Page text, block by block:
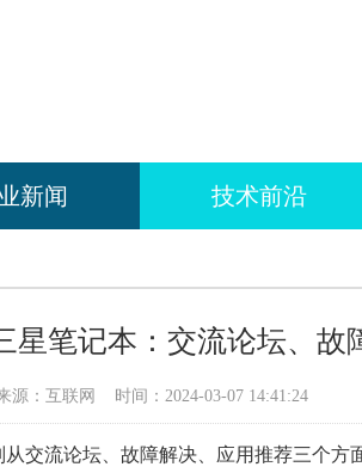
新闻 技术前沿
星笔记本：交流论坛、故
源：互联网 时间：2024-03-07 14:41:24
交流论坛、故障解决、应用推荐三个方